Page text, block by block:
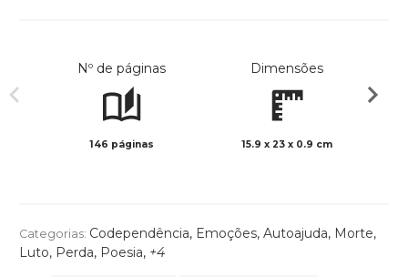
Nº de páginas
146 páginas
Dimensões
15.9 x 23 x 0.9 cm
Categorias: Codependência, Emoções, Autoajuda, Morte,
Luto, Perda, Poesia, +4